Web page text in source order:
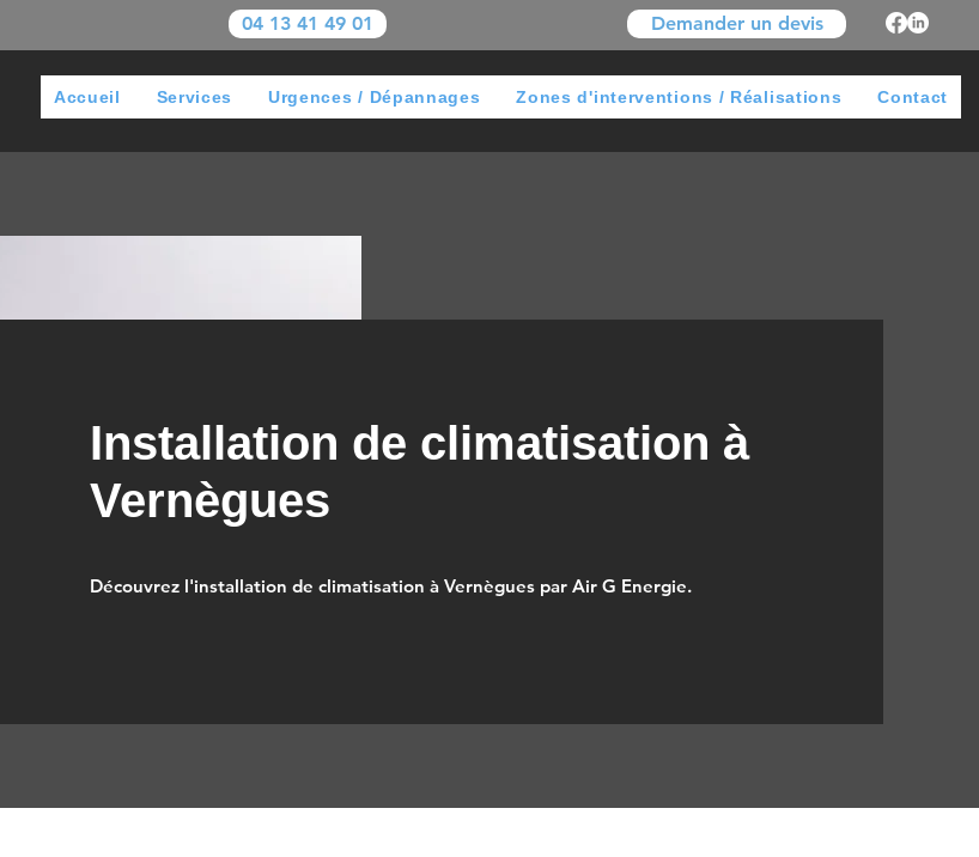
04 13 41 49 01 Demander un devis
Accueil Services Urgences / Dépannages Zones d'interventions / Réalisations Contact
Installation de climatisation à
Vernègues
Découvrez l'installation de climatisation à Vernègues par Air G Energie.